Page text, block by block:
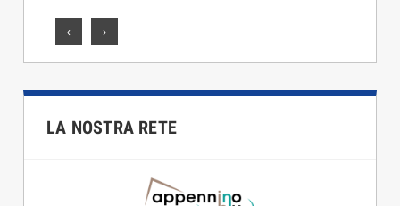
‹ ›
LA NOSTRA RETE